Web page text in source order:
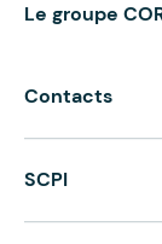
Le groupe
Contacts
SCPI